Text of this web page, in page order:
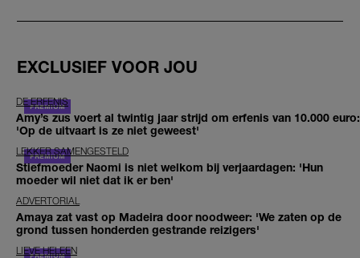
EXCLUSIEF VOOR JOU
DE ERFENIS
Amy’s zus voert al twintig jaar strijd om erfenis van 10.000 euro:
'Op de uitvaart is ze niet geweest'
LEKKER SAMENGESTELD
Stiefmoeder Naomi is niet welkom bij verjaardagen: 'Hun
moeder wil niet dat ik er ben'
ADVERTORIAL
Amaya zat vast op Madeira door noodweer: 'We zaten op de
grond tussen honderden gestrande reizigers'
LIEVE HELEEN